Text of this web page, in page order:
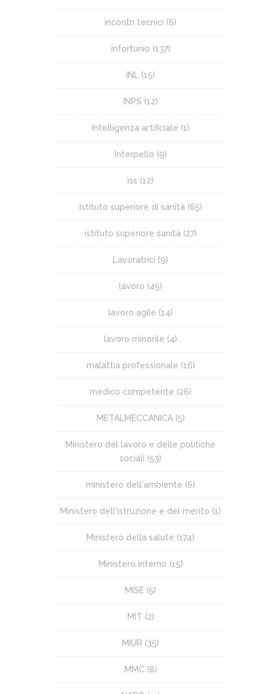
incontri tecnici (6)
infortunio (137)
INL (15)
INPS (12)
Intelligenza artificiale (1)
Interpello (9)
iss (12)
Istituto superiore di sanità (65)
istituto superiore sanità (27)
Lavoratrici (9)
lavoro (45)
lavoro agile (14)
lavoro minorile (4)
malattia professionale (16)
medico competente (26)
METALMECCANICA(5)
Ministero del lavoro e delle politiche
sociali (53)
ministero dell'ambiente (6)
Ministero dell'istruzione e del merito (1)
Ministero della salute (174)
Ministero Interno (15)
MISE (5)
MIT (2)
MIUR (35)
MMC (8)